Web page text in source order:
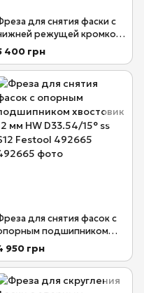
для снятия фаски с
режущей кромкой
12 мм HW D23
/15°SS S12 Festool 492663
400 грн
для снятия фасок с
подшипником
12 мм HW
D33.54/15° ss S12 Festool
950 грн